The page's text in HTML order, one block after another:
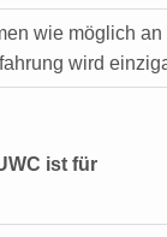
wie möglich
wird
ist für